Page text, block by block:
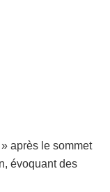
après le sommet
évoquant des